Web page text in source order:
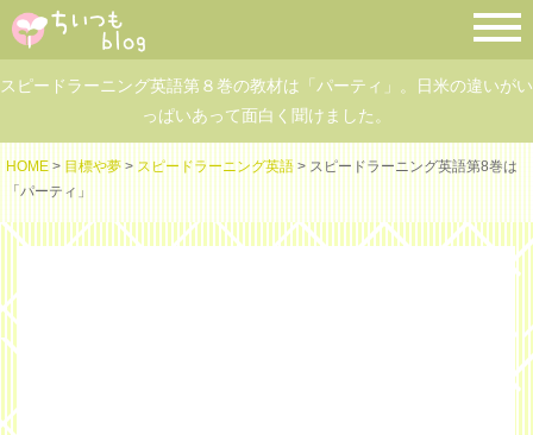
スピードラーニング英語第８巻の教材は「パーティ」。日米の違いがい
っぱいあって面白く聞けました。
HOME > 目標や夢 > スピードラーニング英語 > スピードラーニング英語第8巻は
「パーティ」